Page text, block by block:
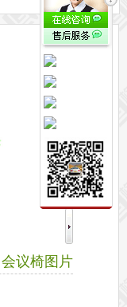
椅
钢制文件柜
议椅图片